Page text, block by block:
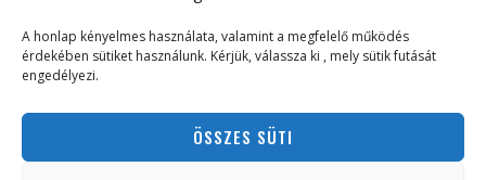
A honlap kényelmes használata, valamint a megfelelő működés
érdekében sütiket használunk. Kérjük, válassza ki , mely sütik futását
engedélyezi.
ÖSSZES SÜTI